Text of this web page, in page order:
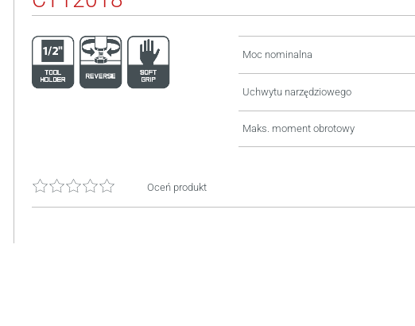
Moc nominalna
Uchwytu narzędziowego
Maks. moment obrotowy
Oceń produkt